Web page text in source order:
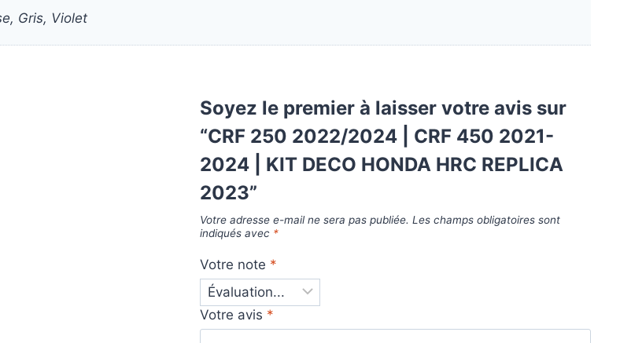
Gris, Violet
Soyez le premier à laisser votre avis sur
“CRF 250 2022/2024 | CRF 450 2021-
2024 | KIT DECO HONDA HRC REPLICA
2023”
Votre adresse e-mail ne sera pas publiée. Les champs obligatoires sont
indiqués avec *
Votre note *
Votre avis *